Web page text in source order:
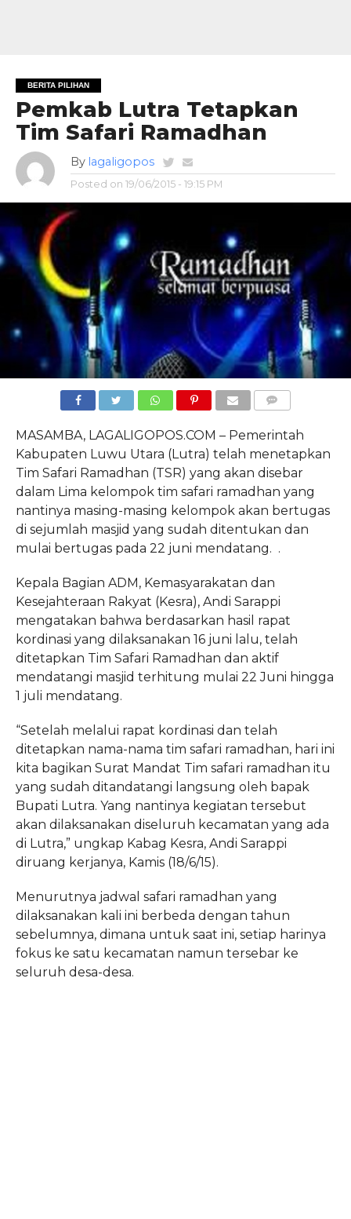
BERITA PILIHAN
Pemkab Lutra Tetapkan
Tim Safari Ramadhan
By lagaligopos
Posted on 19/06/2015 - 19:15 PM
MASAMBA, LAGALIGOPOS.COM – Pemerintah
Kabupaten Luwu Utara (Lutra) telah menetapkan
Tim Safari Ramadhan (TSR) yang akan disebar
dalam Lima kelompok tim safari ramadhan yang
nantinya masing-masing kelompok akan bertugas
di sejumlah masjid yang sudah ditentukan dan
mulai bertugas pada 22 juni mendatang. .
Kepala Bagian ADM, Kemasyarakatan dan
Kesejahteraan Rakyat (Kesra), Andi Sarappi
mengatakan bahwa berdasarkan hasil rapat
kordinasi yang dilaksanakan 16 juni lalu, telah
ditetapkan Tim Safari Ramadhan dan aktif
mendatangi masjid terhitung mulai 22 Juni hingga
1 juli mendatang.
“Setelah melalui rapat kordinasi dan telah
ditetapkan nama-nama tim safari ramadhan, hari ini
kita bagikan Surat Mandat Tim safari ramadhan itu
yang sudah ditandatangi langsung oleh bapak
Bupati Lutra. Yang nantinya kegiatan tersebut
akan dilaksanakan diseluruh kecamatan yang ada
di Lutra,” ungkap Kabag Kesra, Andi Sarappi
diruang kerjanya, Kamis (18/6/15).
Menurutnya jadwal safari ramadhan yang
dilaksanakan kali ini berbeda dengan tahun
sebelumnya, dimana untuk saat ini, setiap harinya
fokus ke satu kecamatan namun tersebar ke
seluruh desa-desa.